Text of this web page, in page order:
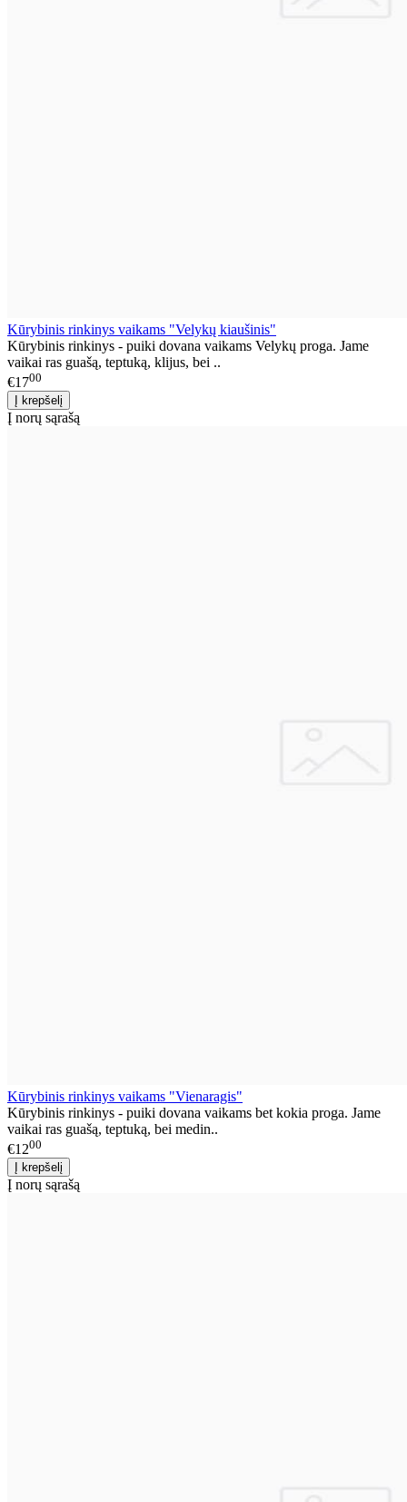
Kūrybinis rinkinys vaikams "Velykų kiaušinis"
Kūrybinis rinkinys - puiki dovana vaikams Velykų proga. Jame
vaikai ras guašą, teptuką, klijus, bei ..
€1700
Į norų sąrašą
Kūrybinis rinkinys vaikams "Vienaragis"
Kūrybinis rinkinys - puiki dovana vaikams bet kokia proga. Jame
vaikai ras guašą, teptuką, bei medin..
€1200
Į norų sąrašą